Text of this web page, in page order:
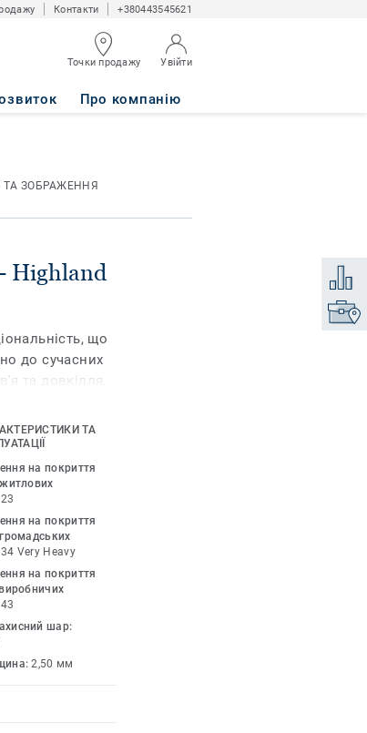
Контакти +380443545621
Точки продажу Увійти
Про компанію
ЗОБРАЖЕННЯ
Highland
що
до сучасних
та довкілля.
найкращі
інтер'єру.
для
великі
ТА
на покриття
23
на покриття
34 Very Heavy
на покриття
43
шар:
2,50 мм